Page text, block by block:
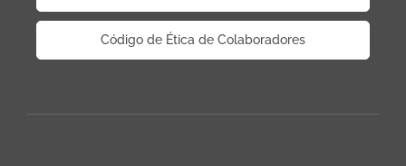
Código de Ética de Colaboradores